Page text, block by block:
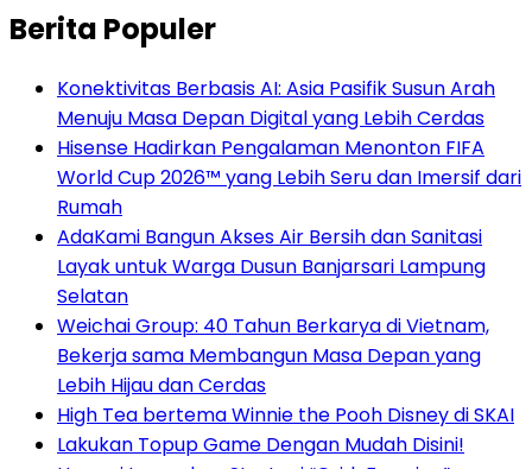
Berita Populer
Konektivitas Berbasis AI: Asia Pasifik Susun Arah
Menuju Masa Depan Digital yang Lebih Cerdas
Hisense Hadirkan Pengalaman Menonton FIFA
World Cup 2026™ yang Lebih Seru dan Imersif dari
Rumah
AdaKami Bangun Akses Air Bersih dan Sanitasi
Layak untuk Warga Dusun Banjarsari Lampung
Selatan
Weichai Group: 40 Tahun Berkarya di Vietnam,
Bekerja sama Membangun Masa Depan yang
Lebih Hijau dan Cerdas
High Tea bertema Winnie the Pooh Disney di SKAI
Lakukan Topup Game Dengan Mudah Disini!